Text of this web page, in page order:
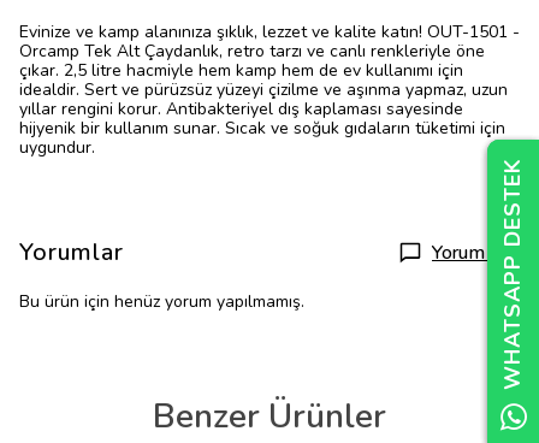
Evinize ve kamp alanınıza şıklık, lezzet ve kalite katın! OUT-1501 -
Orcamp Tek Alt Çaydanlık, retro tarzı ve canlı renkleriyle öne
çıkar. 2,5 litre hacmiyle hem kamp hem de ev kullanımı için
idealdir. Sert ve pürüzsüz yüzeyi çizilme ve aşınma yapmaz, uzun
yıllar rengini korur. Antibakteriyel dış kaplaması sayesinde
hijyenik bir kullanım sunar. Sıcak ve soğuk gıdaların tüketimi için
uygundur.
Yorumlar Yorum Yap
Bu ürün için henüz yorum yapılmamış.
Benzer Ürünler
WHATSAPP DESTEK
WHATSAPP DESTEK
WHATSAPP DESTEK